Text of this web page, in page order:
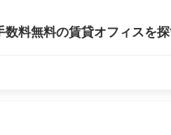
料無料の賃貸オフィスを